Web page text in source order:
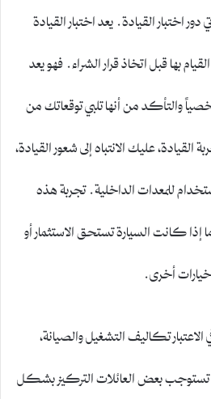
اختبار القيادة. يعد اختبار القيادة
بها قبل اتخاذ قرار الشراء. فهو يعد
والتأكد من أنها تلبي توقعاتك من
عليك الانتباه إلى شعور القيادة،
للمعدات الداخلية. تجربة هذه
كانت السيارة تستحق الاستثمار أو
أخرى.
تكاليف التشغيل والصيانة،
بعض العائلات التركيز بشكل